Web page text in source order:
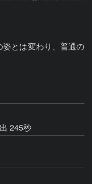
とは変わり、普通の
245秒